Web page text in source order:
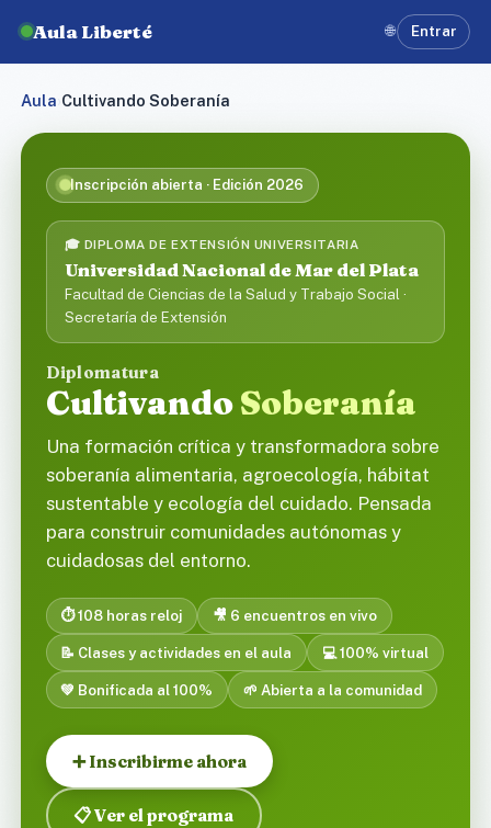
Aula Liberté 🌐 Entrar
Aula Cultivando Soberanía
Inscripción abierta · Edición 2026
🎓 DIPLOMA DE EXTENSIÓN UNIVERSITARIA
Universidad Nacional de Mar del Plata
Facultad de Ciencias de la Salud y Trabajo Social ·
Secretaría de Extensión
Diplomatura
CultivandoSoberanía
Una formación crítica y transformadora sobre
soberanía alimentaria, agroecología, hábitat
sustentable y ecología del cuidado. Pensada
para construir comunidades autónomas y
cuidadosas del entorno.
⏱️ 108 horas reloj 🎥 6 encuentros en vivo
📝 Clases y actividades en el aula 💻 100% virtual
💚 Bonificada al 100% 🌱 Abierta a la comunidad
➕ Inscribirme ahora
📋 Ver el programa